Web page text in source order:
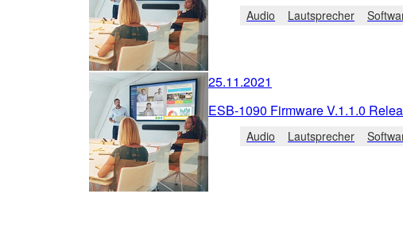
Audio Lautsprecher
25.11.2021
ESB-1090 Firmware V.1.1.0
Audio Lautsprecher